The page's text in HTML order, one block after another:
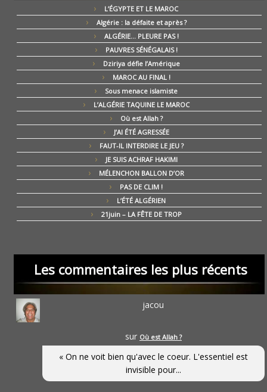
L’ÉGYPTE ET LE MAROC
Algérie : la défaite et après ?
ALGÉRIE… PLEURE PAS !
PAUVRES SÉNÉGALAIS !
Dziriya défie l’Amérique
MAROC AU FINAL !
Sous menace islamiste
L’ALGÉRIE TAQUINE LE MAROC
Où est Allah ?
J’AI ÉTÉ AGRESSÉE
FAUT-IL INTERDIRE LE JEU ?
JE SUIS ACHRAF HAKIMI
MÉLENCHON BALLON D’OR
PAS DE CLIM !
L’ÉTÉ ALGÉRIEN
21juin – LA FÊTE DE TROP
Les commentaires les plus récents
jacou
sur Où est Allah ?
« On ne voit bien qu'avec le coeur. L'essentiel est
invisible pour...